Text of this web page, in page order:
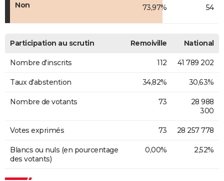
Non 73,97% 54
Participation au scrutin Remoiville National
Nombre d'inscrits 112 41 789 202
Taux d'abstention 34,82% 30,63%
Nombre de votants 73
28 988
300
Votes exprimés 73 28 257 778
Blancs ou nuls (en pourcentage
des votants)
0,00% 2,52%